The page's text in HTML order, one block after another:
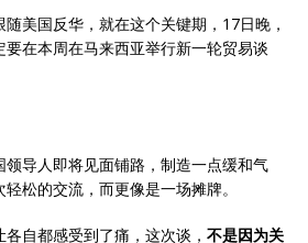
美国反华，就在这个关键期，17日晚，
在本周在马来西亚举行新一轮贸易谈
导人即将见面铺路，制造一点缓和气
松的交流，而更像是一场摊牌。
自都感受到了痛，这次谈， 不是因为关